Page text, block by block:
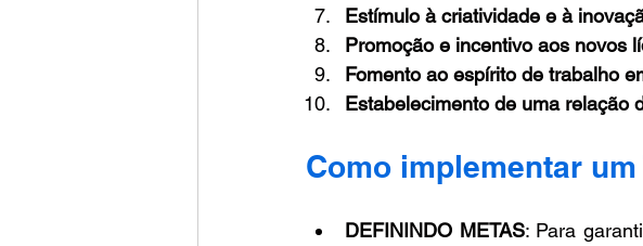
Estímulo à criatividade e à
Promoção e incentivo aos novos
Fomento ao espírito de trabalho
Estabelecimento de uma relação
Como implementar
DEFININDO METAS: Para